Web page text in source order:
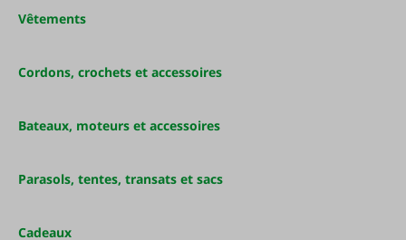
Vêtements
Cordons, crochets et accessoires
Bateaux, moteurs et accessoires
Parasols, tentes, transats et sacs
Cadeaux